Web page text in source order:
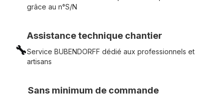
grâce au n°S/N
🔧
Assistance technique chantier
Service BUBENDORFF dédié aux professionnels et
artisans
Sans minimum de commande